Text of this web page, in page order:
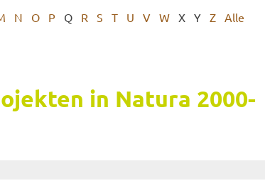
N O P Q R S T U V W X Y Z Alle
in Na­tu­ra 2000-​